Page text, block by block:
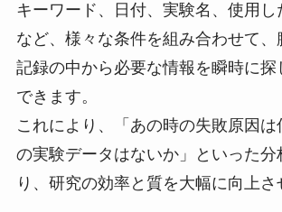
キーワード、日付、実験名、使用し
など、様々な条件を組み合わせて、
記録の中から必要な情報を瞬時に探
できます。
これにより、「あの時の失敗原因は
の実験データはないか」といった分
り、研究の効率と質を大幅に向上さ